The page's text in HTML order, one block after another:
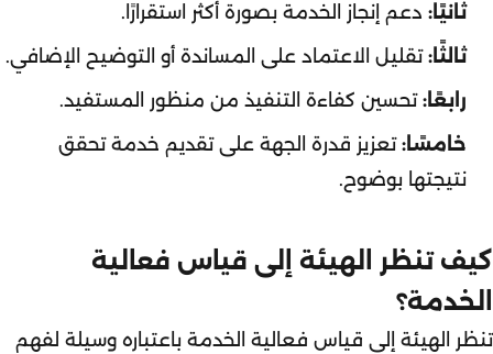
ثانيًا: دعم إنجاز الخدمة بصورة أكثر استقرارًا.
ثالثًا: تقليل الاعتماد على المساندة أو التوضيح الإضافي.
رابعًا: تحسين كفاءة التنفيذ من منظور المستفيد.
خامسًا: تعزيز قدرة الجهة على تقديم خدمة تحقق
نتيجتها بوضوح.
كيف تنظر الهيئة إلى قياس فعالية
الخدمة؟
تنظر الهيئة إلى قياس فعالية الخدمة باعتباره وسيلة لفهم